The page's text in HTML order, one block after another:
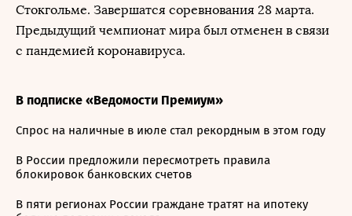
Стокгольме. Завершатся соревнования 28 марта.
Предыдущий чемпионат мира был отменен в связи
с пандемией коронавируса.
В подписке «Ведомости Премиум»
Спрос на наличные в июле стал рекордным в этом году
В России предложили пересмотреть правила
блокировок банковских счетов
В пяти регионах России граждане тратят на ипотеку